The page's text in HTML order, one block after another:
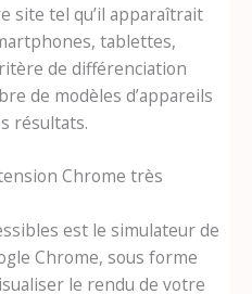
site tel qu’il apparaîtrait
tablettes,
de différenciation
de modèles d’appareils
résultats.
Chrome très
est le simulateur de
Chrome, sous forme
le rendu de votre